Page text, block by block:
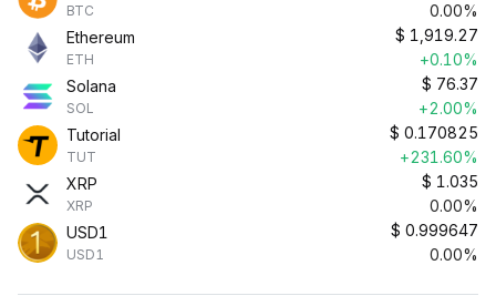
BTC
0.00%
Ethereum
ETH
$ 1,919.27
+0.10%
Solana
SOL
$ 76.37
+2.00%
Tutorial
TUT
$ 0.170825
+231.60%
XRP
XRP
$ 1.035
0.00%
USD1
USD1
$ 0.999647
0.00%